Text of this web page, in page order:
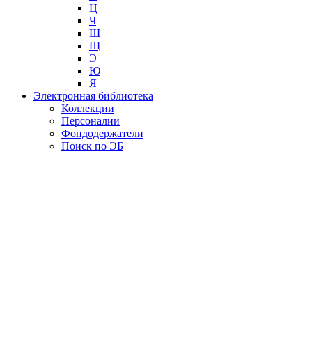
Ц
Ч
Ш
Щ
Э
Ю
Я
Электронная библиотека
Коллекции
Персоналии
Фондодержатели
Поиск по ЭБ